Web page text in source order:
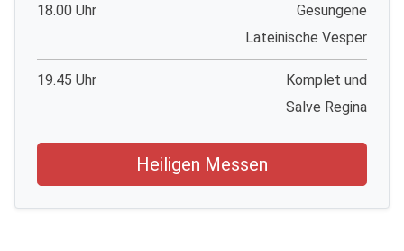
18.00 Uhr
Gesungene
Lateinische Vesper
19.45 Uhr
Komplet und
Salve Regina
Heiligen Messen